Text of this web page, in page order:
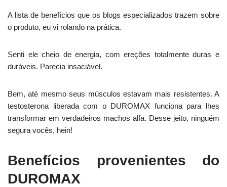
A lista de benefícios que os blogs especializados trazem sobre
o produto, eu vi rolando na prática.
Senti ele cheio de energia, com ereções totalmente duras e
duráveis. Parecia insaciável.
Bem, até mesmo seus músculos estavam mais resistentes. A
testosterona liberada com o DUROMAX funciona para lhes
transformar em verdadeiros machos alfa. Desse jeito, ninguém
segura vocês, hein!
Benefícios provenientes do
DUROMAX